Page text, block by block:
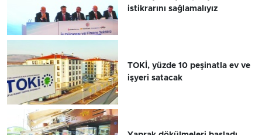
istikrarını sağlamalıyız
TOKİ, yüzde 10 peşinatla ev ve
işyeri satacak